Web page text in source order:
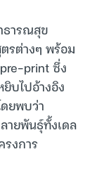
ธารณสุข
รต่างๆ พร้อม
print ซึ่ง
บไปอ้างอิง
ยพบว่า
ยพันธุ์ทั้งเดล
รงการ